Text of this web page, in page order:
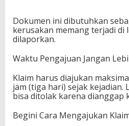
Dokumen ini dibutuhkan
kerusakan memang terjadi di
dilaporkan.
Waktu Pengajuan Jangan
Klaim harus diajukan
jam (tiga hari) sejak kejadian.
bisa ditolak karena dianggap
Begini Cara Mengajukan